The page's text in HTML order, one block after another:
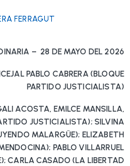
FERRAGUT
– 28 DE MAYO DEL 2026
PABLO CABRERA (BLOQUE
PARTIDO JUSTICIALISTA)
ACOSTA, EMILCE MANSILLA,
JUSTICIALISTA); SILVINA
MALARGÜE); ELIZABETH
PABLO VILLARRUEL
CARLA CASADO (LA LIBERTAD